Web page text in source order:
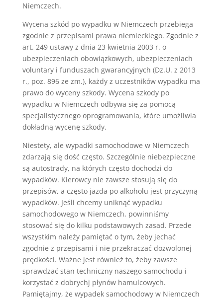
Niemczech.
Wycena szkód powypadku wNiemczech przebiega
zgodnie z przepisami prawa niemieckiego. Zgodnie z
art. 249ustawyz dnia 23 kwietnia 2003 r. o
ubezpieczeniach obowiązkowych, ubezpieczeniach
voluntaryi funduszach gwarancyjnych (Dz.U. z 2013
r., poz. 896ze zm.), każdyz uczestnikówwypadku ma
prawodowycenyszkody. Wycena szkodypo
wypadku wNiemczech odbywa się za pomocą
specjalistycznegooprogramowania, które umożliwia
dokładną wycenę szkody.
Niestety, ale wypadki samochodowe wNiemczech
zdarzają się dość często. Szczególnie niebezpieczne
są autostrady, na których częstodochodzi do
wypadków. Kierowcynie zawsze stosują się do
przepisów, a częstojazda poalkoholu jestprzyczyną
wypadków. Jeśli chcemyuniknąć wypadku
samochodowegowNiemczech, powinniśmy
stosować się dokilku podstawowych zasad. Przede
wszystkim należypamiętać otym, żebyjechać
zgodnie z przepisami i nie przekraczać dozwolonej
prędkości. Ważne jestrównież to, żebyzawsze
sprawdzać stan technicznynaszegosamochodu i
korzystać z dobrychj płynówhamulcowych.
Pamiętajmy, że wypadeksamochodowywNiemczech